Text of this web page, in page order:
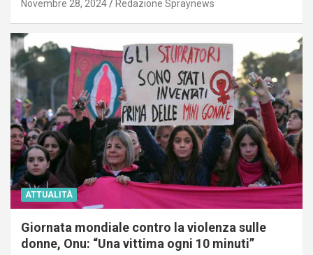
Novembre 28, 2024 Redazione Spraynews
ATTUALITÀ
Giornata mondiale contro la violenza sulle
donne, Onu: “Una vittima ogni 10 minuti”